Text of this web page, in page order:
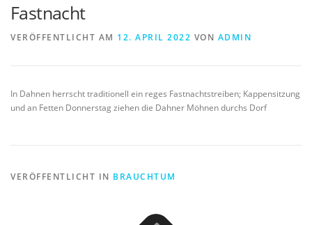
Fastnacht
VERÖFFENTLICHT AM 12. APRIL 2022 VON ADMIN
In Dahnen herrscht traditionell ein reges Fastnachtstreiben; Kappensitzung
und an Fetten Donnerstag ziehen die Dahner Möhnen durchs Dorf
VERÖFFENTLICHT IN BRAUCHTUM